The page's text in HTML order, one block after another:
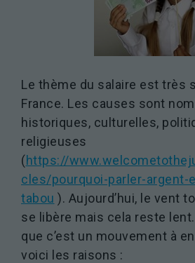
Le thème du salaire est très
France. Les causes sont
historiques, culturelles,
religieuses
(https://
cles/pourquoi-parler-argent-
tabou ). Aujourd’hui, le vent
se libère mais cela reste
que c’est un mouvement à
voici les raisons :